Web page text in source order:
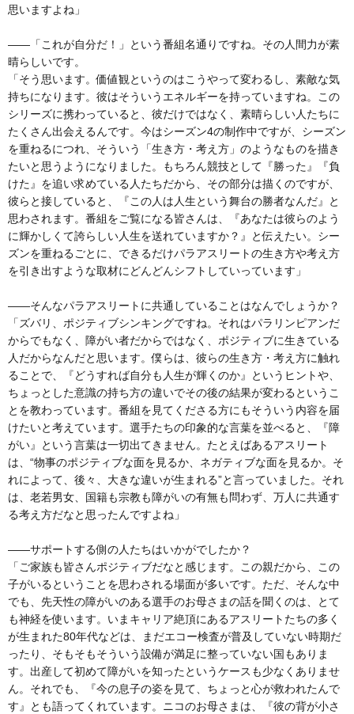
思いますよね」
――「これが自分だ！」という番組名通りですね。その人間力が素
晴らしいです。
「そう思います。価値観というのはこうやって変わるし、素敵な気
持ちになります。彼はそういうエネルギーを持っていますね。この
シリーズに携わっていると、彼だけではなく、素晴らしい人たちに
たくさん出会えるんです。今はシーズン4の制作中ですが、シーズン
を重ねるにつれ、そういう「生き方・考え方」のようなものを描き
たいと思うようになりました。もちろん競技として『勝った』『負
けた』を追い求めている人たちだから、その部分は描くのですが、
彼らと接していると、『この人は人生という舞台の勝者なんだ』と
思わされます。番組をご覧になる皆さんは、『あなたは彼らのよう
に輝かしくて誇らしい人生を送れていますか？』と伝えたい。シー
ズンを重ねるごとに、できるだけパラアスリートの生き方や考え方
を引き出すような取材にどんどんシフトしていっています」
――そんなパラアスリートに共通していることはなんでしょうか？
「ズバリ、ポジティブシンキングですね。それはパラリンピアンだ
からでもなく、障がい者だからではなく、ポジティブに生きている
人だからなんだと思います。僕らは、彼らの生き方・考え方に触れ
ることで、『どうすれば自分も人生が輝くのか』というヒントや、
ちょっとした意識の持ち方の違いでその後の結果が変わるというこ
とを教わっています。番組を見てくださる方にもそういう内容を届
けたいと考えています。選手たちの印象的な言葉を並べると、『障
がい』という言葉は一切出てきません。たとえばあるアスリート
は、“物事のポジティブな面を見るか、ネガティブな面を見るか。そ
れによって、後々、大きな違いが生まれる”と言っていました。それ
は、老若男女、国籍も宗教も障がいの有無も問わず、万人に共通す
る考え方だなと思ったんですよね」
――サポートする側の人たちはいかがでしたか？
「ご家族も皆さんポジティブだなと感じます。この親だから、この
子がいるということを思わされる場面が多いです。ただ、そんな中
でも、先天性の障がいのある選手のお母さまの話を聞くのは、とて
も神経を使います。いまキャリア絶頂にあるアスリートたちの多く
が生まれた80年代などは、まだエコー検査が普及していない時期だ
ったり、そもそもそういう設備が満足に整っていない国もありま
す。出産して初めて障がいを知ったというケースも少なくありませ
ん。それでも、『今の息子の姿を見て、ちょっと心が救われたんで
す』とも語ってくれています。ニコのお母さまは、『彼の背が小さ